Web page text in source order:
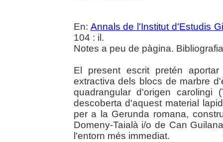
En: Annals de l'Institut d'Estudis
104 : il.
Notes a peu de pàgina.
El present escrit pretén
extractiva dels blocs de marbre
quadrangular d'origen
descoberta d'aquest material
per a la Gerunda romana,
Domeny-Taialà i/o de Can
l'entorn més immediat.